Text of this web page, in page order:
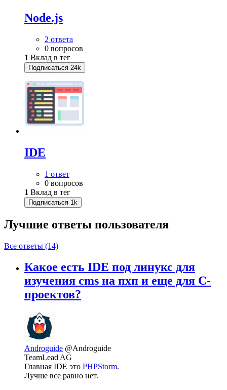
Node.js
2 ответа
0 вопросов
1 Вклад в тег
Подписаться 24k
IDE
1 ответ
0 вопросов
1 Вклад в тег
Подписаться 1k
Лучшие ответы пользователя
Все ответы (14)
Какое есть IDE под линукс для
изучения cms на пхп и еще для C-
проектов?
Androguide @Androguide
TeamLead AG
Главная IDE это PHPStorm.
Лучше все равно нет.